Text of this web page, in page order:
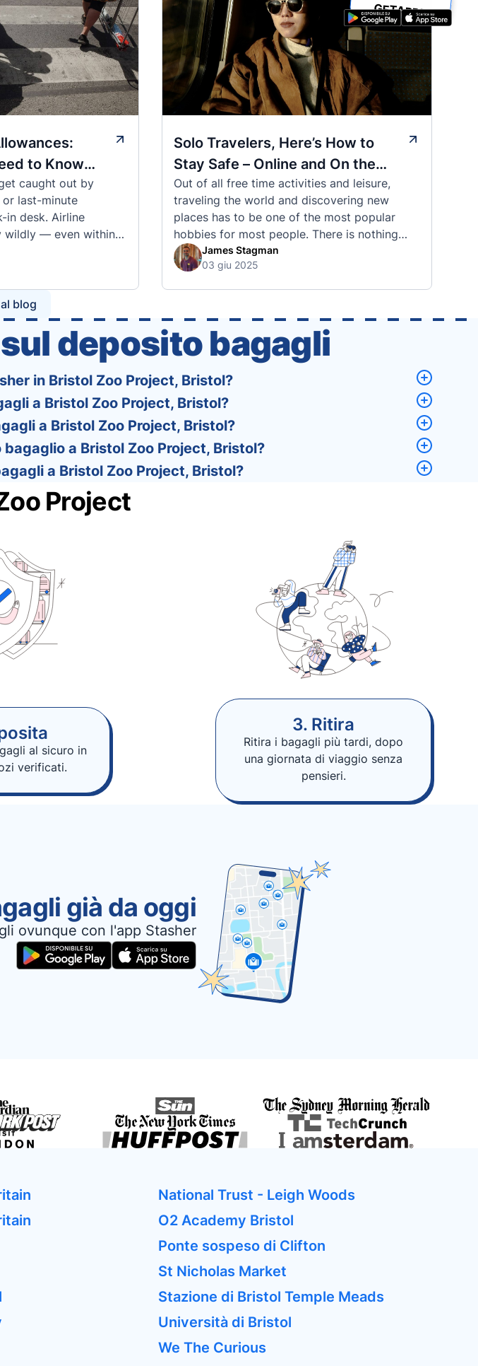
to Know
caught out by
or last-minute
in desk. Airline
wildly — even within
That’s why
set of guides to help
…
Solo Travelers, Here’s How to
Stay Safe – Online and On the
Road
Out of all free time activities and leisure,
traveling the world and discovering new
places has to be one of the most popular
hobbies for most people. There is nothing
quite like visiting a brand new city, country,
or region and experiencing the culture, the
James Stagman
03 giu 2025
blog
deposito bagagli
in Bristol Zoo Project, Bristol?
a Bristol Zoo Project, Bristol?
a Bristol Zoo Project, Bristol?
a Bristol Zoo Project, Bristol?
a Bristol Zoo Project, Bristol?
Project
al sicuro in
verificati.
3. Ritira
Ritira i bagagli più tardi, dopo
una giornata di viaggio senza
pensieri.
già da oggi
ovunque con l'app Stasher
National Trust - Leigh Woods
O2 Academy Bristol
Ponte sospeso di Clifton
St Nicholas Market
Stazione di Bristol Temple Meads
Università di Bristol
We The Curious
GETAPP5